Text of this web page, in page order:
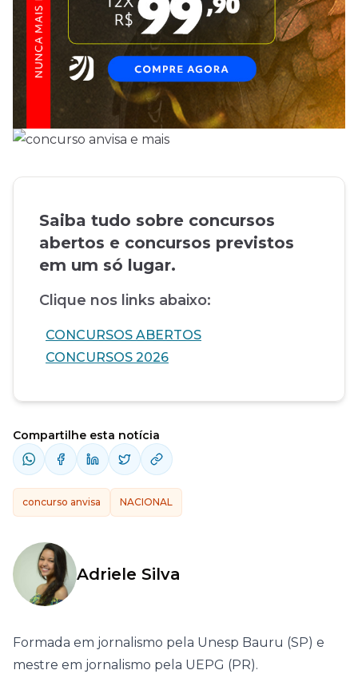
Saiba tudo sobre concursos
abertos e concursos previstos
em um só lugar.
Clique nos links abaixo:
CONCURSOS ABERTOS
CONCURSOS 2026
Compartilhe esta notícia
concurso anvisa NACIONAL
Adriele Silva
Formada em jornalismo pela Unesp Bauru (SP) e
mestre em jornalismo pela UEPG (PR).